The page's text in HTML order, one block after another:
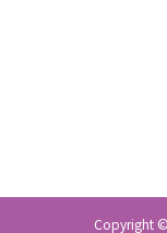
Copyright ©